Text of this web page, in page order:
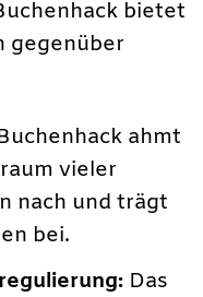
bietet
gegenüber
ahmt
vieler
nach und trägt
bei.
Das